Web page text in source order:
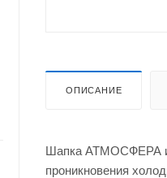
ОПИСАНИЕ
Шапка АТМОСФЕРА из
проникновения